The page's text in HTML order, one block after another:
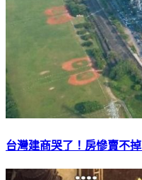
台灣建商哭了！房慘賣不